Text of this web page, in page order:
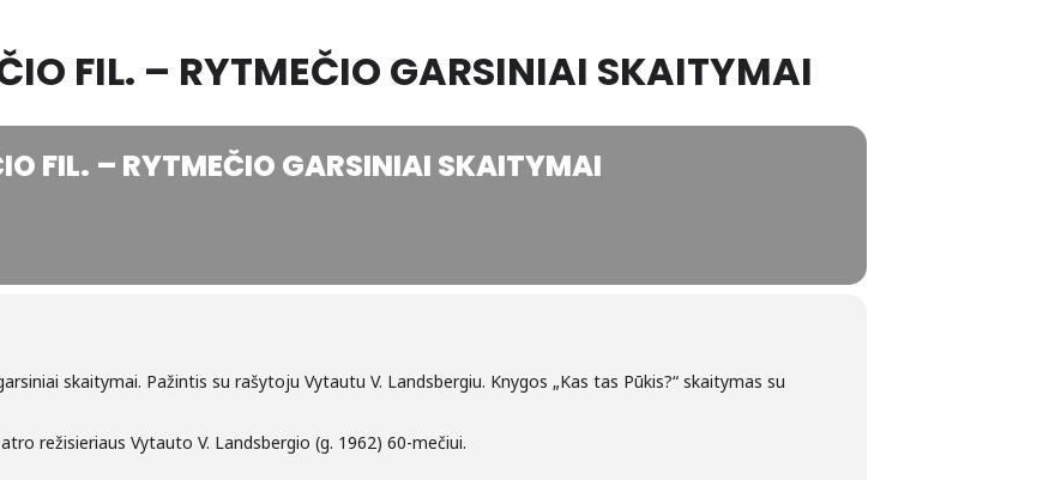
FIL. – RYTMEČIO GARSINIAI SKAITYMAI
FIL. – RYTMEČIO GARSINIAI SKAITYMAI
skaitymai. Pažintis su rašytoju Vytautu V. Landsbergiu. Knygos „Kas tas Pūkis?“ skaitymas su
režisieriaus Vytauto V. Landsbergio (g. 1962) 60-mečiui.